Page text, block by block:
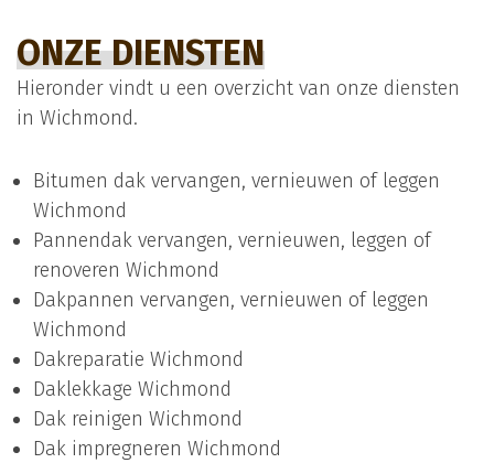
ONZE DIENSTEN
Hieronder vindt u een overzicht van onze diensten
in Wichmond.
Bitumen dak vervangen, vernieuwen of leggen
Wichmond
Pannendak vervangen, vernieuwen, leggen of
renoveren Wichmond
Dakpannen vervangen, vernieuwen of leggen
Wichmond
Dakreparatie Wichmond
Daklekkage Wichmond
Dak reinigen Wichmond
Dak impregneren Wichmond